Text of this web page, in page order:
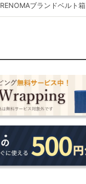
RENOMAブランドベルト箱